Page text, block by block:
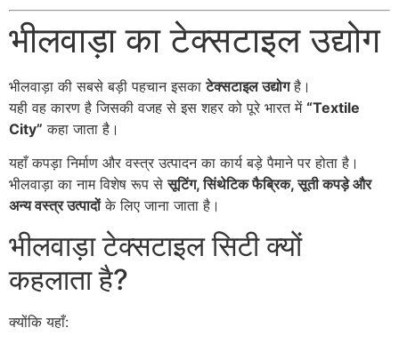
भीलवाड़ा का टेक्सटाइल उद्योग
भीलवाड़ा की सबसे बड़ी पहचान इसकाटेक्सटाइल उद्योगहै।
यही वह कारण है जिसकी वजह से इस शहर को पूरे भारत में “Textile
City” कहा जाता है।
यहाँ कपड़ा निर्माण और वस्त्र उत्पादन का कार्य बड़े पैमाने पर होता है।
भीलवाड़ा का नाम विशेष रूप सेसूटिंग, सिंथेटिक फैब्रिक, सूती कपड़े और
अन्य वस्त्र उत्पादोंके लिए जाना जाता है।
भीलवाड़ा टेक्सटाइल सिटी क्यों
कहलाता है?
क्योंकि यहाँ: